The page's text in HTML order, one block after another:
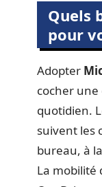
Quels
pour
Adopter
cocher une
quotidien.
suivent les
bureau, à
La mobilité